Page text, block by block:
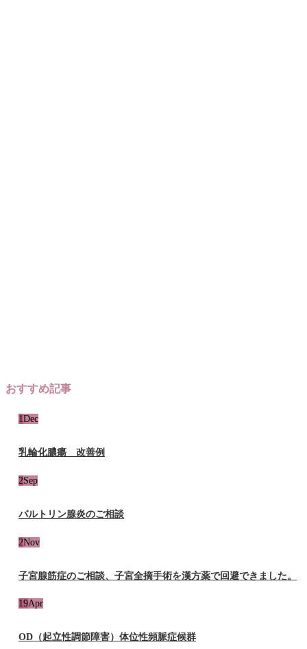
おすすめ記事
1Dec
乳輪化膿瘍 改善例
2Sep
バルトリン腺炎のご相談
2Nov
子宮腺筋症のご相談、子宮全摘手術を漢方薬で回避できました。
19Apr
OD（起立性調節障害）体位性頻脈症候群